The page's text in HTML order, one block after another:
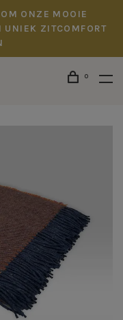
ONZE MOOIE
UNIEK ZITCOMFORT
0